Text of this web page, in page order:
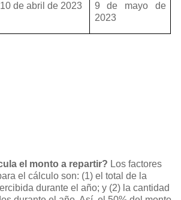
10 de abril de 2023
9 de mayo de
2023
el monto a repartir? Los factores
el cálculo son: (1) el total de la
durante el año; y (2) la cantidad